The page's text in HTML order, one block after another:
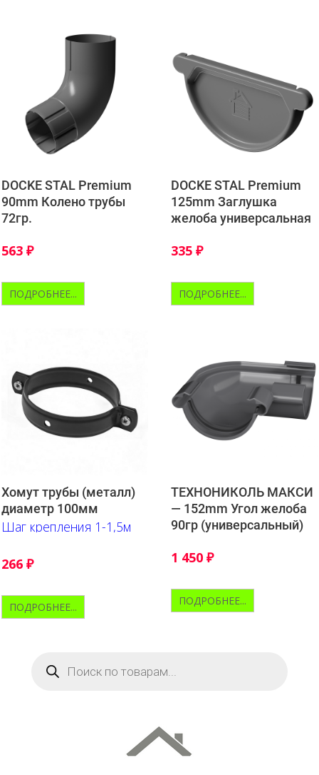
DOCKE STAL Premium
90mm Колено трубы
72гр.
563 ₽
ПОДРОБНЕЕ...
DOCKE STAL Premium
125mm Заглушка
желоба универсальная
335 ₽
ПОДРОБНЕЕ...
Хомут трубы (металл)
диаметр 100мм
Шаг крепления 1-1,5м
266 ₽
ПОДРОБНЕЕ...
ТЕХНОНИКОЛЬ МАКСИ
— 152mm Угол желоба
90гр (универсальный)
1 450 ₽
ПОДРОБНЕЕ...
товаров